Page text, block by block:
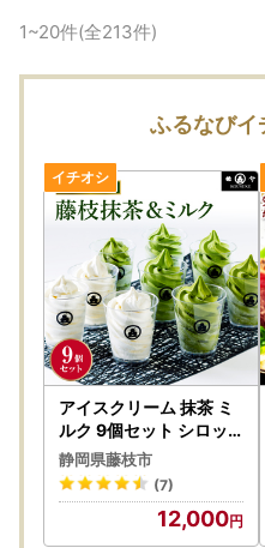
でご連絡ください。ただし
つきましては対応いたしかね
返礼品のお受け取り後はす
き、万が一不具合等がござ
いますがお問い合わせ先ま
申し上げます。なお、お受
のご連絡につきましては対
のであらかじめご了承くださ
■返礼品と関係書類の発送
藤枝市では、返礼品と受領証
などの関係書類は、別に発
お届け時期が前後する場合
■藤枝市では令和5年9月か
ふるさと納税総合窓口ふる
ました。
マイナンバーカードとスマ
1~20件(全213件)
ふるなびイ
アイスクリーム 抹茶 ミ
ルク 9個セット シロッ
プ付き アイス
静岡県藤枝市
(7)
12,000